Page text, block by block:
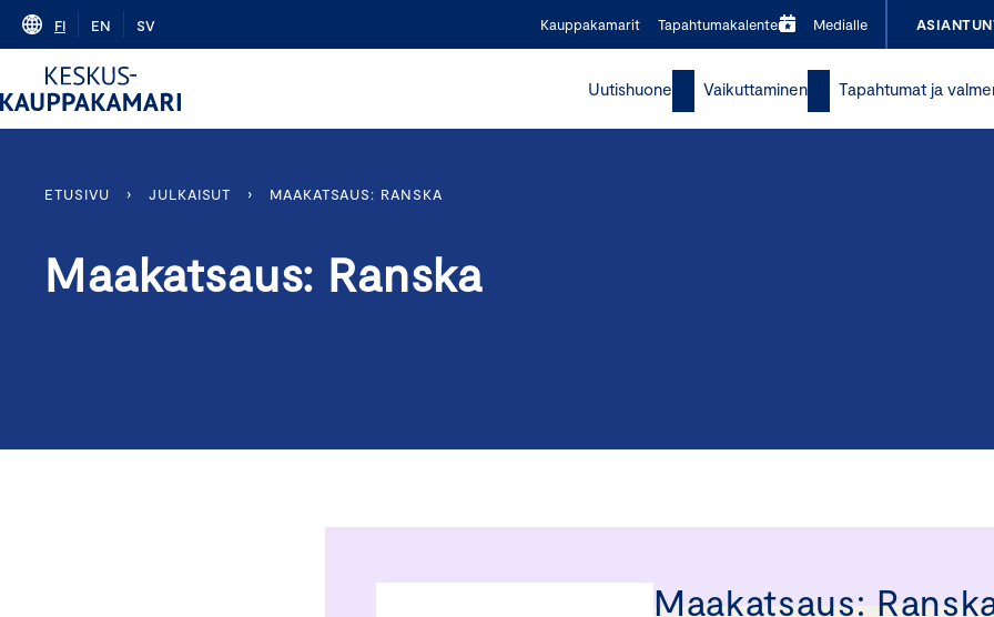
Skip
content
FI EN SV Kauppakamarit Tapahtumakalenteri Medialle
Uutishuone Vaikuttaminen Tapahtumat ja
ETUSIVU › JULKAISUT › MAAKATSAUS: RANSKA
Maakatsaus: Ranska
Maakatsaus: